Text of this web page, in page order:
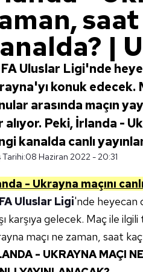
|
Uluslar Ligi'nde
konuk edecek.
arasında maçın
alıyor. Peki, İrlanda -
kanalda canlı
Tarihi:08 Haziran 2022 - 20:31
- Ukrayna maçını
Uluslar Ligi'nde heyecan
karşıya gelecek. Maç ile
maçı ne zaman, saat
- UKRAYNA MAÇI